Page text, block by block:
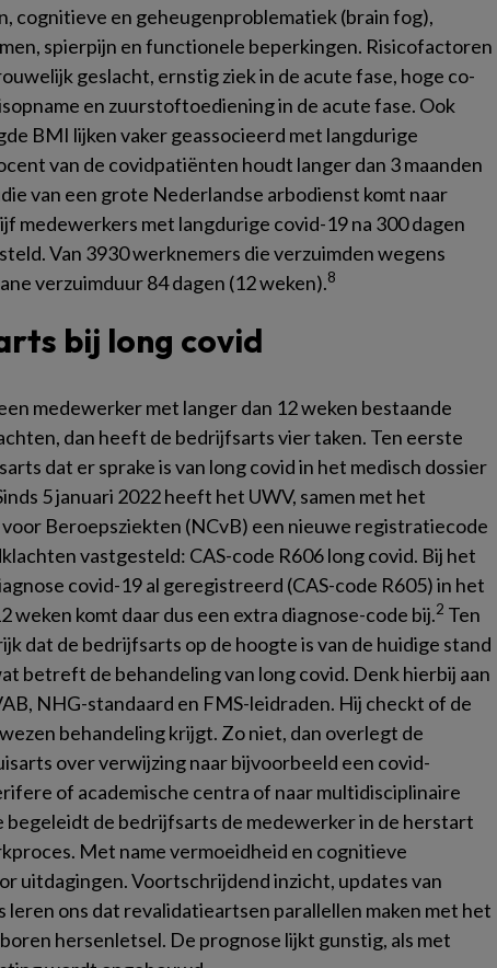
cognitieve en geheugenproblematiek (brain fog),
spierpijn en functionele beperkingen. Risicofactoren
geslacht, ernstig ziek in de acute fase, hoge co-
en zuurstoftoediening in de acute fase. Ook
BMI lijken vaker geassocieerd met langdurige
van de covidpatiënten houdt langer dan 3 maanden
van een grote Nederlandse arbodienst komt naar
medewerkers met langdurige covid-19 na 300 dagen
Van 3930 werknemers die verzuimden wegens
verzuimduur 84 dagen (12 weken).8
bij long covid
medewerker met langer dan 12 weken bestaande
dan heeft de bedrijfsarts vier taken. Ten eerste
dat er sprake is van long covid in het medisch dossier
5 januari 2022 heeft het UWV, samen met het
Beroepsziekten (NCvB) een nieuwe registratiecode
vastgesteld: CAS-code R606 long covid. Bij het
covid-19 al geregistreerd (CAS-code R605) in het
weken komt daar dus een extra diagnose-code bij.2 Ten
dat de bedrijfsarts op de hoogte is van de huidige stand
betreft de behandeling van long covid. Denk hierbij aan
NHG-standaard en FMS-leidraden. Hij checkt of de
behandeling krijgt. Zo niet, dan overlegt de
over verwijzing naar bijvoorbeeld een covid-
of academische centra of naar multidisciplinaire
begeleidt de bedrijfsarts de medewerker in de herstart
Met name vermoeidheid en cognitieve
uitdagingen. Voortschrijdend inzicht, updates van
leren ons dat revalidatieartsen parallellen maken met het
hersenletsel. De prognose lijkt gunstig, als met